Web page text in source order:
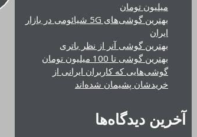
میلیون تومان
بهترین گوشی‌های 5G شیائومی در بازار
ایران
بهترین گوشی آنر از نظر باتری
بهترین گوشی تا 100 میلیون تومان
گوشی‌هایی که کاربران ایرانی از
خریدشان پشیمان شده‌اند
آخرین دیدگاه‌ها